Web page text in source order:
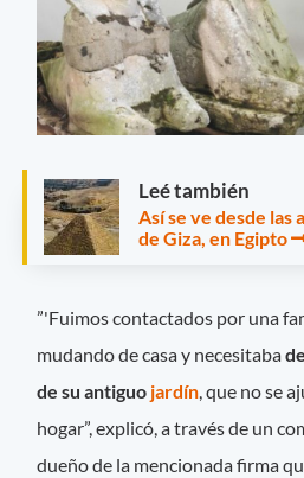
Leé también
Así se ve desde las
de Giza, en Egipto
”'Fuimos contactados por una
mudando de casa y necesitaba
de su antiguo jardín, que no se
hogar”, explicó, a través de un
dueño de la mencionada firma